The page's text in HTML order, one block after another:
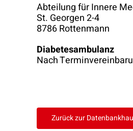
Abteilung für Innere
St. Georgen 2-4
8786 Rottenmann
Diabetesambulanz
Nach
Zurück zur